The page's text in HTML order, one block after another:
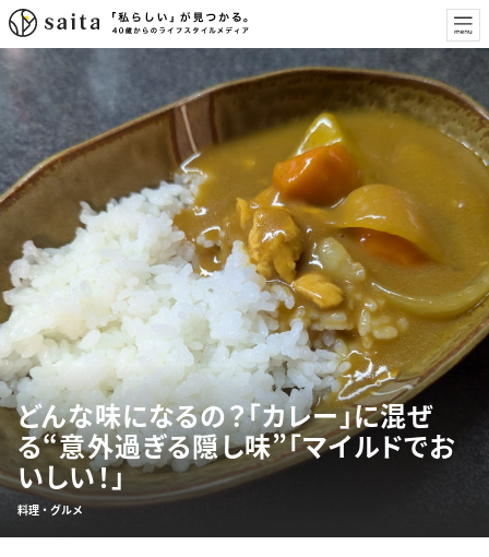
どんな味になるの？「カレー」に混ぜ
る“意外過ぎる隠し味”「マイルドでお
いしい！」
料理・グルメ